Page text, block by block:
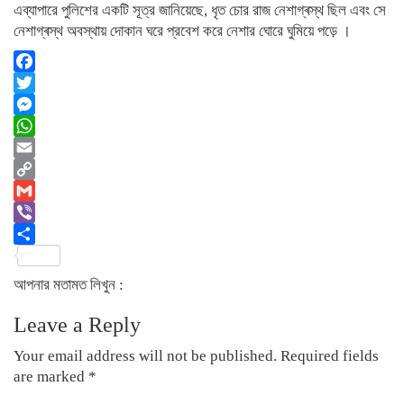
এব্যাপারে পুলিশের একটি সূত্র জানিয়েছে, ধৃত চোর রাজ নেশাগ্ৰস্থ ছিল এবং সে
নেশাগ্ৰস্থ অবস্থায় দোকান ঘরে প্রবেশ করে নেশার ঘোরে ঘুমিয়ে পড়ে ।
Facebook
Twitter
Messenger
WhatsApp
Email
Copy
Link
Gmail
Viber
আপনার মতামত লিখুন :
Leave a Reply
Your email address will not be published. Required fields
are marked *